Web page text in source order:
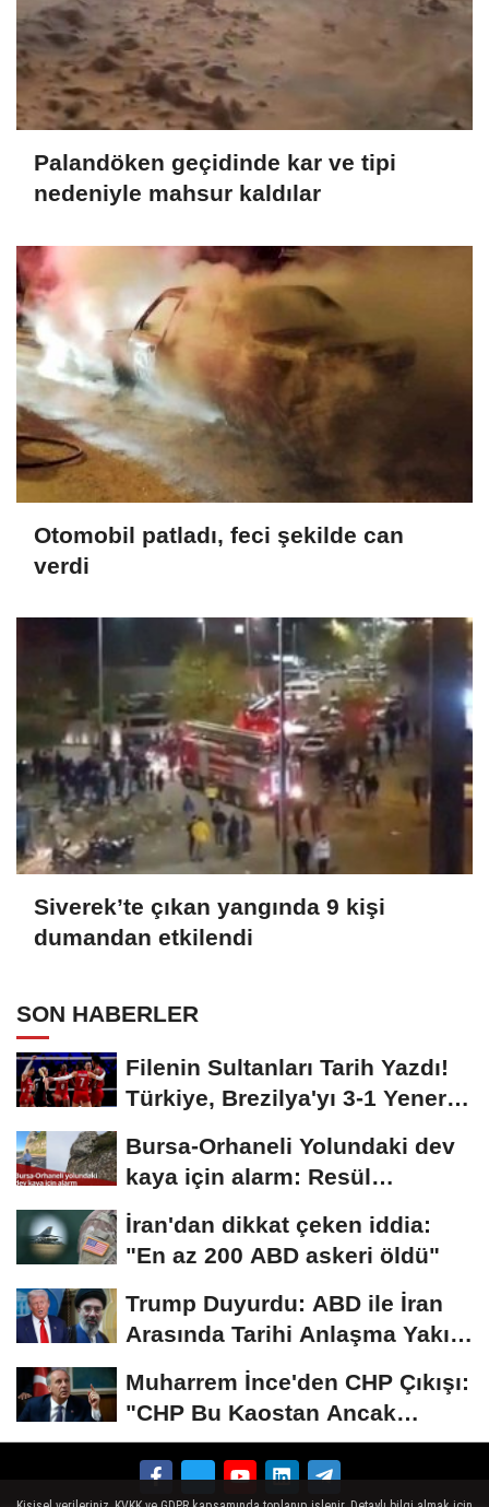
Palandöken geçidinde kar ve tipi
nedeniyle mahsur kaldılar
Otomobil patladı, feci şekilde can
verdi
Siverek’te çıkan yangında 9 kişi
dumandan etkilendi
SON HABERLER
Filenin Sultanları Tarih Yazdı!
Türkiye, Brezilya'yı 3-1 Yenerek
Bursa-Orhaneli Yolundaki dev
kaya için alarm: Resül
Kaplan'dan yetkililere...
İran'dan dikkat çeken iddia:
"En az 200 ABD askeri öldü"
Trump Duyurdu: ABD ile İran
Arasında Tarihi Anlaşma Yakın!
Muharrem İnce'den CHP Çıkışı:
"CHP Bu Kaostan Ancak
Üyelerle Genel...